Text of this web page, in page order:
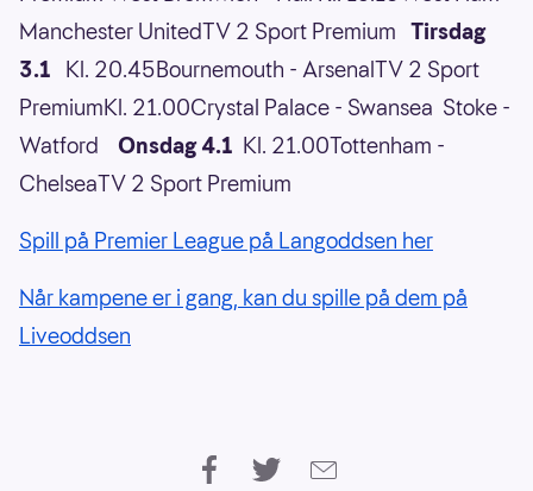
Manchester UnitedTV 2 Sport Premium Tirsdag
3.1 Kl. 20.45Bournemouth - ArsenalTV 2 Sport
PremiumKl. 21.00Crystal Palace - Swansea Stoke -
Watford Onsdag 4.1 Kl. 21.00Tottenham -
ChelseaTV 2 Sport Premium
Spill på Premier League på Langoddsen her
Når kampene er i gang, kan du spille på dem på
Liveoddsen